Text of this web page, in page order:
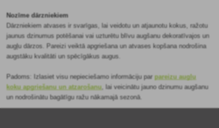
Nozīme dārzniekiem
Dārzniekiem atvases ir svarīgas, lai veidotu un atjaunotu kokus, ražotu
jaunus dzinumus potēšanai vai uzturētu blīvu augšanu dekoratīvajos un
augļu dārzos. Pareizi veiktā apgriešana un atvases kopšana nodrošina
augstāku kvalitāti un spēcīgākus augus.
Padoms: Izlasiet visu nepieciešamo informāciju parpareizu augļu
koku apgriešanu un atzarošanu , lai veicinātu jauno dzinumu augšanu
un nodrošinātu bagātīgu ražu nākamajā sezonā.